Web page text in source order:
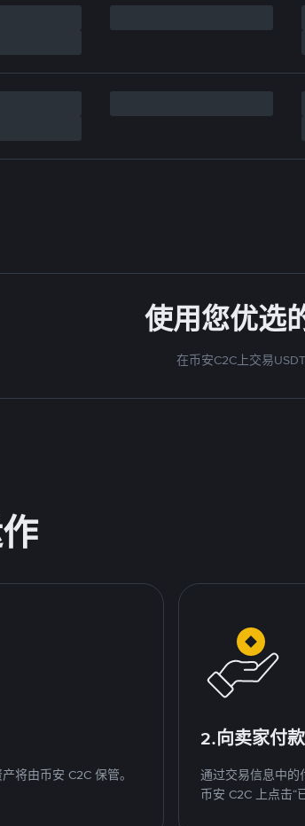
使用您优选
在币安C2C上交易
将由币安 C2C 保管。
2.向卖家付款
通过交易信息中的
币安 C2C 上点击“